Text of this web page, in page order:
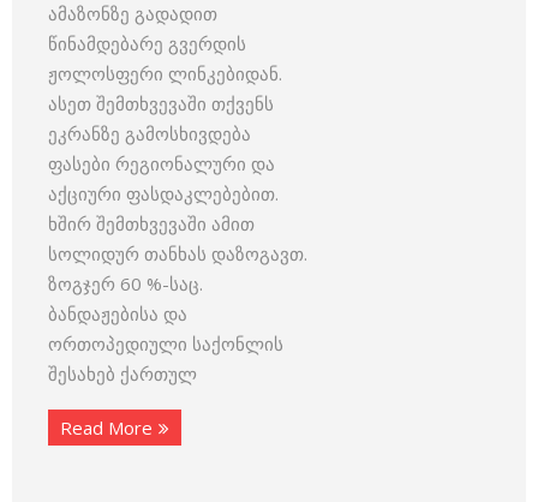
ამაზონზე გადადით
წინამდებარე გვერდის
ჟოლოსფერი ლინკებიდან.
ასეთ შემთხვევაში თქვენს
ეკრანზე გამოსხივდება
ფასები რეგიონალური და
აქციური ფასდაკლებებით.
ხშირ შემთხვევაში ამით
სოლიდურ თანხას დაზოგავთ.
ზოგჯერ 60 %-საც.
ბანდაჟებისა და
ორთოპედიული საქონლის
შესახებ ქართულ
Read More